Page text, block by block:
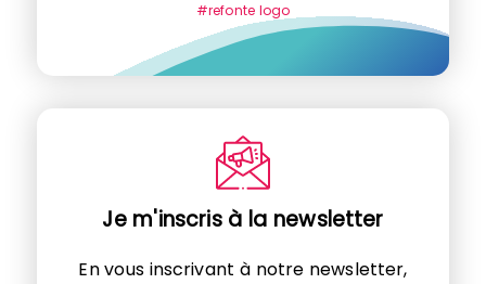
#refonte logo
Je m'inscris à la newsletter
En vous inscrivant à notre newsletter,